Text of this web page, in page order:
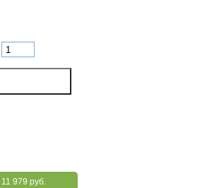
11 979 руб.